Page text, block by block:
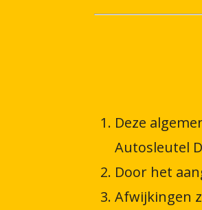
Deze
Autosleutel
Door het
Afwijkingen